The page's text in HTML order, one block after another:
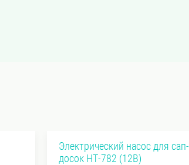
Электрический насос для сап-
досок HT-782 (12В)